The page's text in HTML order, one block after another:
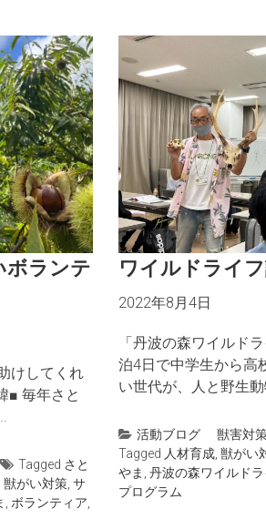
ボランテ
けしてくれ
■ 毎年さと
Tagged さと
獣がい対策 サ
ボランティア
ワイルドライ
2022年8月4日
「丹波の森ワイルド
泊4日で中学生から高
い世代が、人と野生動
活動ブログ 獣害対
Tagged 人材育成 ,獣がい
やま ,丹波の森ワイルド
プログラム